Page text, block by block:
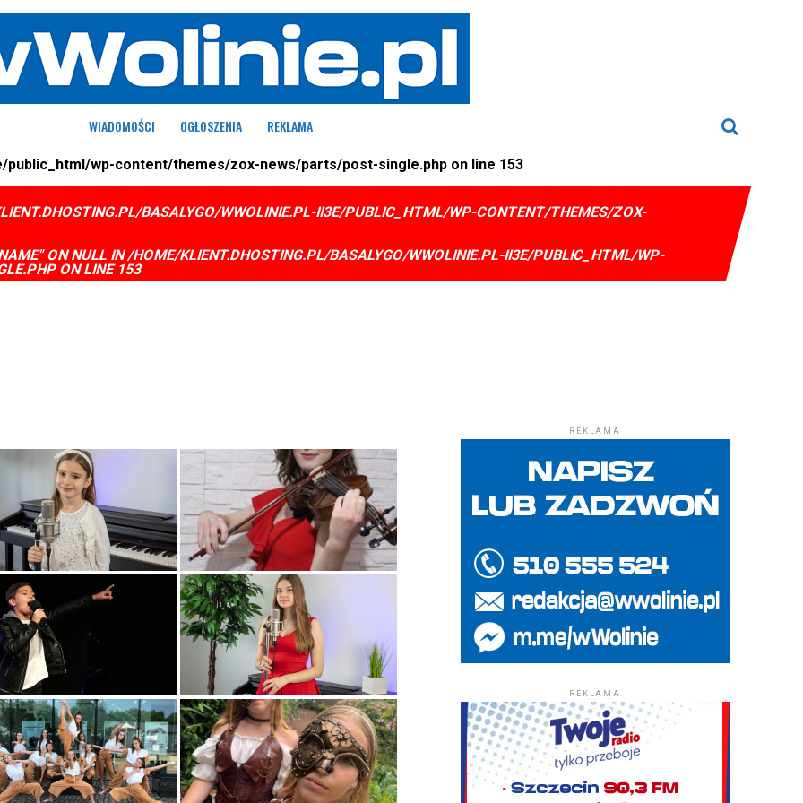
WIADOMOŚCI OGŁOSZENIA REKLAMA
wp-content/themes/zox-news/parts/post-single.php on line 153
BASALYGO/WWOLINIE.PL-II3E/PUBLIC_HTML/WP-CONTENT/THEMES/ZOX-
ON NULL IN/HOME/KLIENT.DHOSTING.PL/BASALYGO/WWOLINIE.PL-II3E/PUBLIC_HTML/WP-
ON LINE153
REKLAMA
REKLAMA